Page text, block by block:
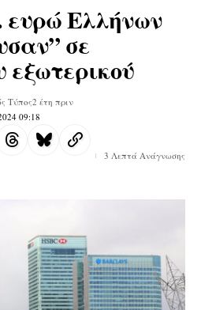
ευρώ Ελλήνων
σε
εξωτερικού
09:18
Τύπος2 έτη πριν
3 Λεπτά Ανάγνωσης